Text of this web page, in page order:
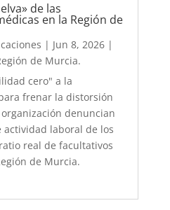
de las
en la Región de
| Jun 8, 2026|
de Murcia.
cero" a la
frenar la distorsión
denuncian
laboral de los
real de facultativos
de Murcia.